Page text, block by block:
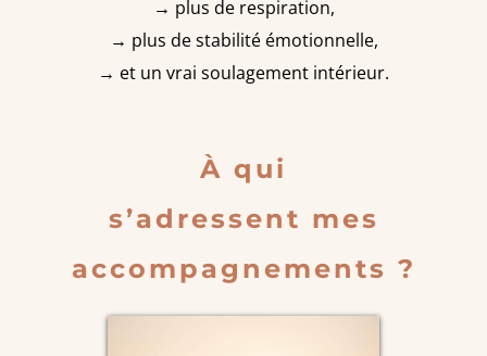
→ plus de respiration,
→ plus de stabilité émotionnelle,
→ et un vrai soulagement intérieur.
À qui
s’adressent mes
accompagnements ?